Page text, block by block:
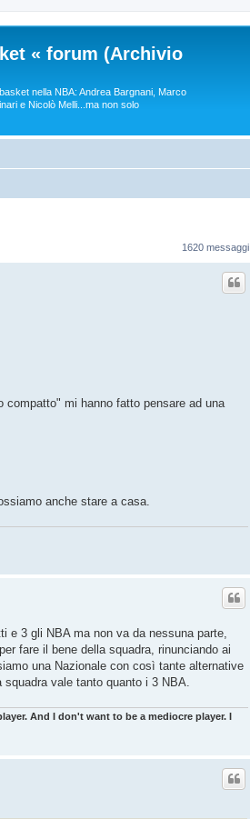
« forum (Archivio
nella NBA: Andrea Bargnani, Marco
e Nicolò Melli...ma non solo
1620 messaggi
mi hanno fatto pensare ad una
anche stare a casa.
e 3 gli NBA ma non va da nessuna parte,
fare il bene della squadra, rinunciando ai
una Nazionale con così tante alternative
vale tanto quanto i 3 NBA.
And I don't want to be a mediocre player. I